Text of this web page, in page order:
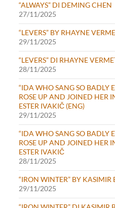
“ALWAYS” DI DEMING CHEN
27/11/2025
“LEVERS” BY RHAYNE
29/11/2025
“LEVERS” DI RHAYNE
28/11/2025
“IDA WHO SANG SO BADLY
ROSE UP AND JOINED HER
ESTER IVAKIČ (ENG)
29/11/2025
“IDA WHO SANG SO BADLY
ROSE UP AND JOINED HER
ESTER IVAKIČ
28/11/2025
“IRON WINTER” BY KASIMIR
29/11/2025